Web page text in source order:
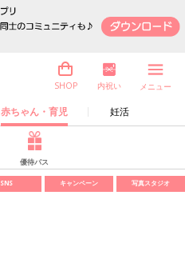
赤ちゃん・育児 妊活
SHOP 内祝い メニュー
優待パス
SNS キャンペーン 写真スタジオ